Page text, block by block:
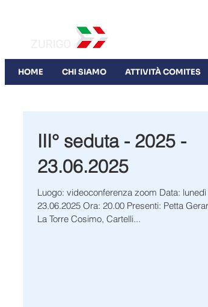
HOME CHI SIAMO ATTIVITÀ COMITES
III° seduta - 2025 -
23.06.2025
Luogo: videoconferenza zoom Data: lunedì
23.06.2025 Ora: 20.00 Presenti: Petta Gerardo,
La Torre Cosimo, Cartelli...